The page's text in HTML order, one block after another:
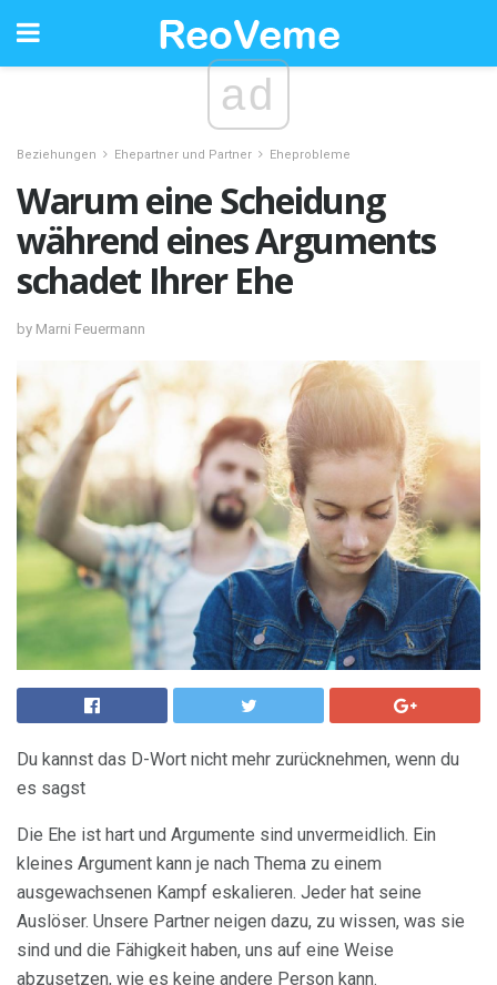
ad
Beziehungen Ehepartner und Partner Eheprobleme
Warum eine Scheidung
während eines Arguments
schadet Ihrer Ehe
by Marni Feuermann
Du kannst das D-Wort nicht mehr zurücknehmen, wenn du
es sagst
Die Ehe ist hart und Argumente sind unvermeidlich. Ein
kleines Argument kann je nach Thema zu einem
ausgewachsenen Kampf eskalieren. Jeder hat seine
Auslöser. Unsere Partner neigen dazu, zu wissen, was sie
sind und die Fähigkeit haben, uns auf eine Weise
abzusetzen, wie es keine andere Person kann.